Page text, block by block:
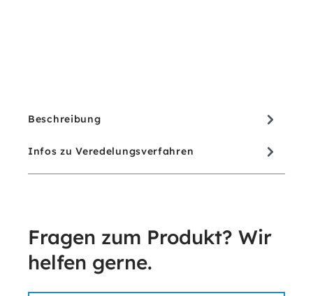
Fragen zum Produkt? Wir
helfen gerne.
Beschreibung
Infos zu Veredelungsverfahren